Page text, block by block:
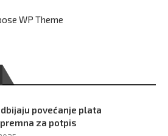
povećanje plata
za potpis